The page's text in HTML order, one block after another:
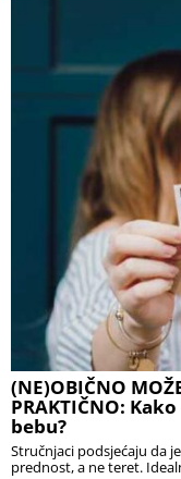
(NE)OBIČNO
PRAKTIČNO:
bebu?
Stručnjaci podsjećaju da
prednost, a ne teret.